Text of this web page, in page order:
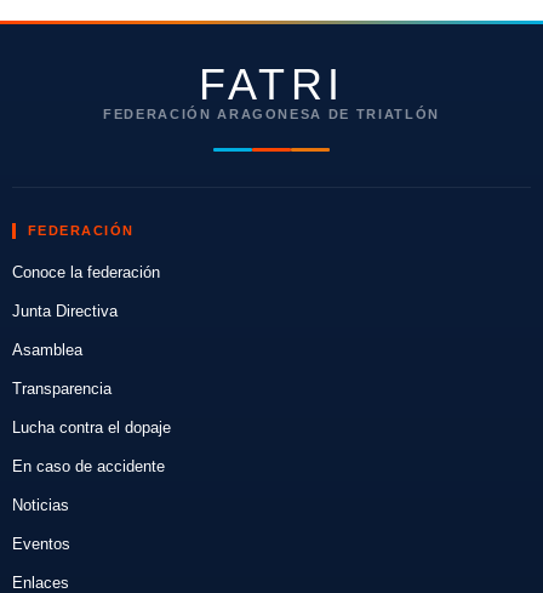
FATRI
FEDERACIÓN ARAGONESA DE TRIATLÓN
FEDERACIÓN
Conoce la federación
Junta Directiva
Asamblea
Transparencia
Lucha contra el dopaje
En caso de accidente
Noticias
Eventos
Enlaces